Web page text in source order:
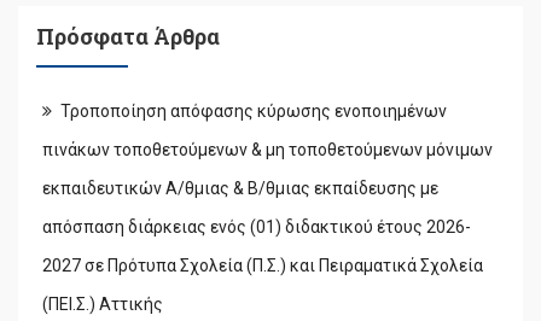
Πρόσφατα Άρθρα
Τροποποίηση απόφασης κύρωσης ενοποιημένων
πινάκων τοποθετούμενων & μη τοποθετούμενων μόνιμων
εκπαιδευτικών Α/θμιας & Β/θμιας εκπαίδευσης με
απόσπαση διάρκειας ενός (01) διδακτικού έτους 2026-
2027 σε Πρότυπα Σχολεία (Π.Σ.) και Πειραματικά Σχολεία
(ΠΕΙ.Σ.) Αττικής